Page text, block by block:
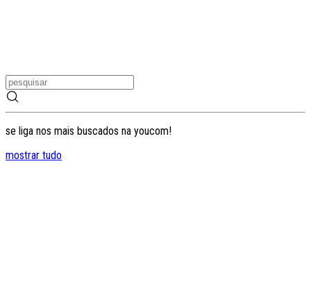
se liga nos mais buscados na youcom!
mostrar tudo